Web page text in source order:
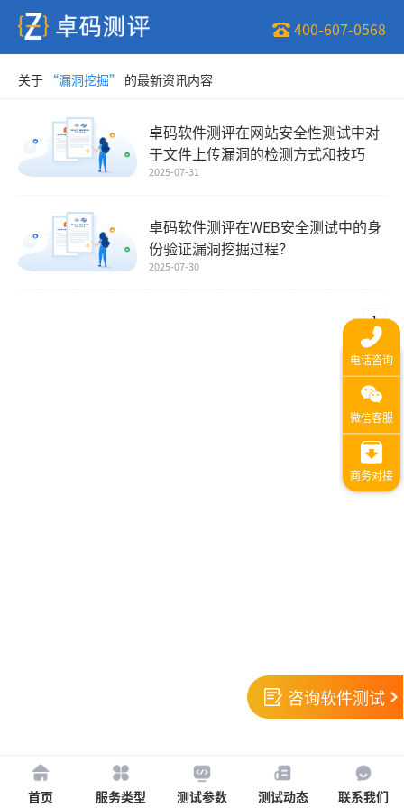
400-607-0568
关于 “漏洞挖掘” 的最新资讯内容
卓码软件测评在网站安全性测试中对
于文件上传漏洞的检测方式和技巧
2025-07-31
卓码软件测评在WEB安全测试中的身
份验证漏洞挖掘过程？
2025-07-30
1
咨询软件测试
首页 服务类型 测试参数 测试动态 联系我们